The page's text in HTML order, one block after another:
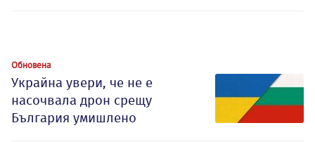
Обновена
Украйна увери, че не е
насочвала дрон срещу
България умишлено